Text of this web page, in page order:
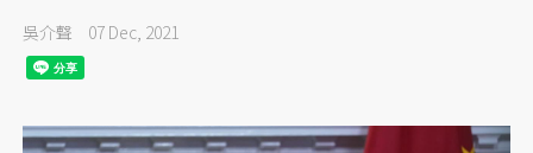
吳介聲 07 Dec, 2021